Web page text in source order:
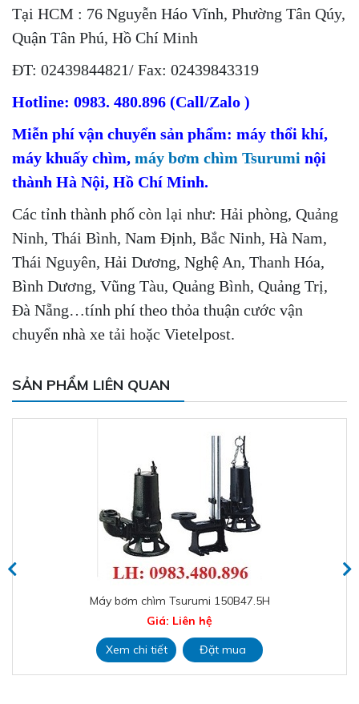
Tại HCM : 76 Nguyễn Háo Vĩnh, Phường Tân Qúy,
Quận Tân Phú, Hồ Chí Minh
ĐT: 02439844821/ Fax: 02439843319
Hotline: 0983. 480.896 (Call/Zalo )
Miễn phí vận chuyển sản phẩm: máy thổi khí,
máy khuấy chìm, máy bơm chìm Tsurumi nội
thành Hà Nội, Hồ Chí Minh.
Các tỉnh thành phố còn lại như: Hải phòng, Quảng
Ninh, Thái Bình, Nam Định, Bắc Ninh, Hà Nam,
Thái Nguyên, Hải Dương, Nghệ An, Thanh Hóa,
Bình Dương, Vũng Tàu, Quảng Bình, Quảng Trị,
Đà Nẵng…tính phí theo thỏa thuận cước vận
chuyển nhà xe tải hoặc Vietelpost.
SẢN PHẨM LIÊN QUAN
Máy bơm chìm Tsurumi 150B47.5H
Giá: Liên hệ
Xem chi tiết
Đặt mua